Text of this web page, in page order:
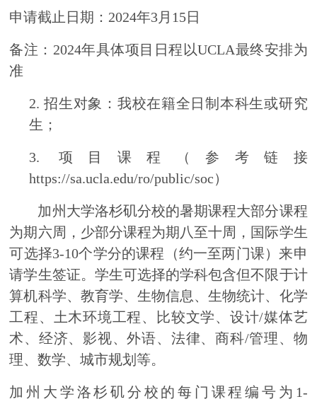
申请截止日期：2024年3月15日
备注：2024年具体项目日程以UCLA最终安排为
准
2.招生对象：我校在籍全日制本科生或研究
生；
3. 项目课程（参考链接
https://sa.ucla.edu/ro/public/soc）
加州大学洛杉矶分校的暑期课程大部分课程
为期六周，少部分课程为期八至十周，国际学生
可选择3-10个学分的课程（约一至两门课）来申
请学生签证。学生可选择的学科包含但不限于计
算机科学、教育学、生物信息、生物统计、化学
工程、土木环境工程、比较文学、设计/媒体艺
术、经济、影视、外语、法律、商科/管理、物
理、数学、城市规划等。
加州大学洛杉矶分校的每门课程编号为1-